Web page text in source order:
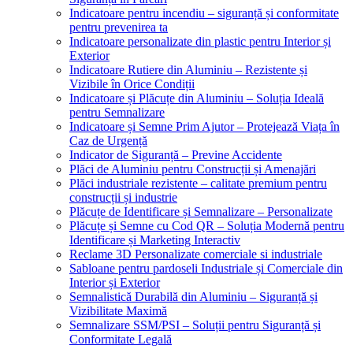
Indicatoare pentru incendiu – siguranță și conformitate
pentru prevenirea ta
Indicatoare personalizate din plastic pentru Interior și
Exterior
Indicatoare Rutiere din Aluminiu – Rezistente și
Vizibile în Orice Condiții
Indicatoare și Plăcuțe din Aluminiu – Soluția Ideală
pentru Semnalizare
Indicatoare și Semne Prim Ajutor – Protejează Viața în
Caz de Urgență
Indicator de Siguranță – Previne Accidente
Plăci de Aluminiu pentru Construcții și Amenajări
Plăci industriale rezistente – calitate premium pentru
construcții și industrie
Plăcuțe de Identificare și Semnalizare – Personalizate
Plăcuțe și Semne cu Cod QR – Soluția Modernă pentru
Identificare și Marketing Interactiv
Reclame 3D Personalizate comerciale si industriale
Sabloane pentru pardoseli Industriale și Comerciale din
Interior și Exterior
Semnalistică Durabilă din Aluminiu – Siguranță și
Vizibilitate Maximă
Semnalizare SSM/PSI – Soluții pentru Siguranță și
Conformitate Legală